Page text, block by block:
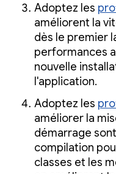
Adoptez les
améliorent la
dès le premier
performances
nouvelle
l'application.
Adoptez les
améliorer la
démarrage
compilation
classes et les